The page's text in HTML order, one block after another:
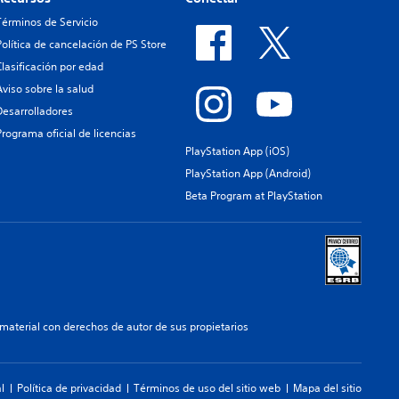
de Servicio
de cancelación de PS Store
por edad
sobre la salud
oficial de licencias
PlayStation App (iOS)
PlayStation App (Android)
Beta Program at PlayStation
con derechos de autor de sus propietarios
Política de privacidad Términos de uso del sitio web Mapa del sitio